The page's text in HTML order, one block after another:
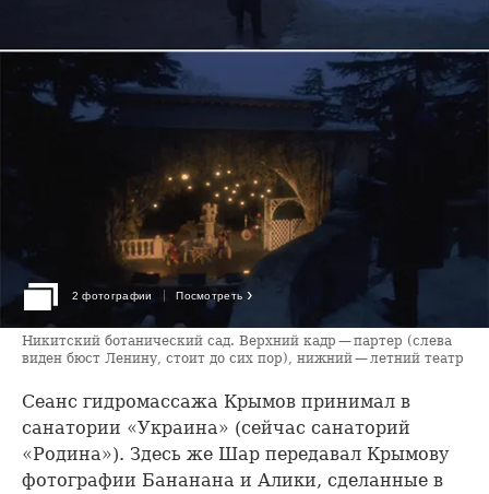
2 фотографии Посмотреть ›
Никитский ботанический сад. Верхний кадр — партер (слева
виден бюст Ленину, стоит до сих пор), нижний — летний театр
Сеанс гидромассажа Крымов принимал в
санатории «Украина» (сейчас санаторий
«Родина»). Здесь же Шар передавал Крымову
фотографии Бананана и Алики, сделанные в